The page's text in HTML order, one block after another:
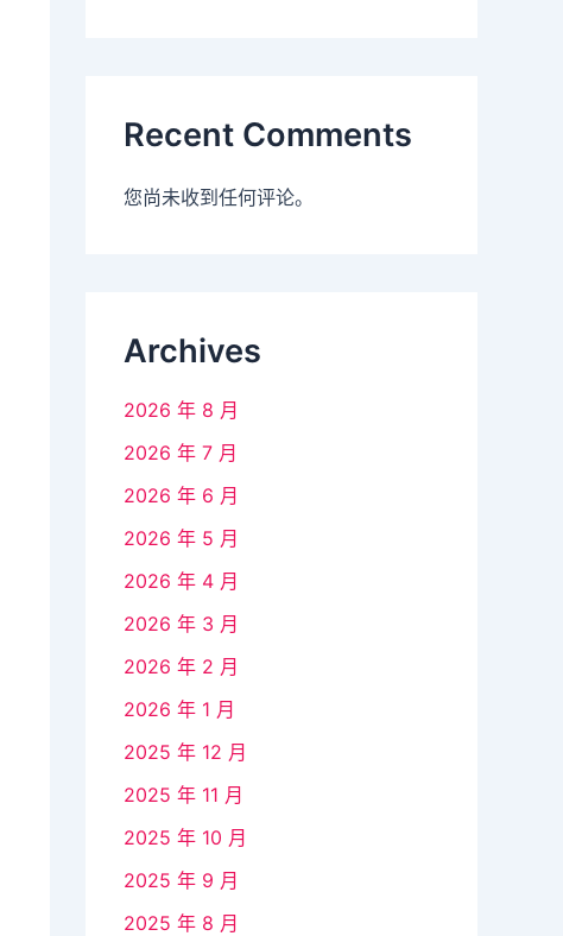
Recent Comments
您尚未收到任何评论。
Archives
2026 年 8 月
2026 年 7 月
2026 年 6 月
2026 年 5 月
2026 年 4 月
2026 年 3 月
2026 年 2 月
2026 年 1 月
2025 年 12 月
2025 年 11 月
2025 年 10 月
2025 年 9 月
2025 年 8 月